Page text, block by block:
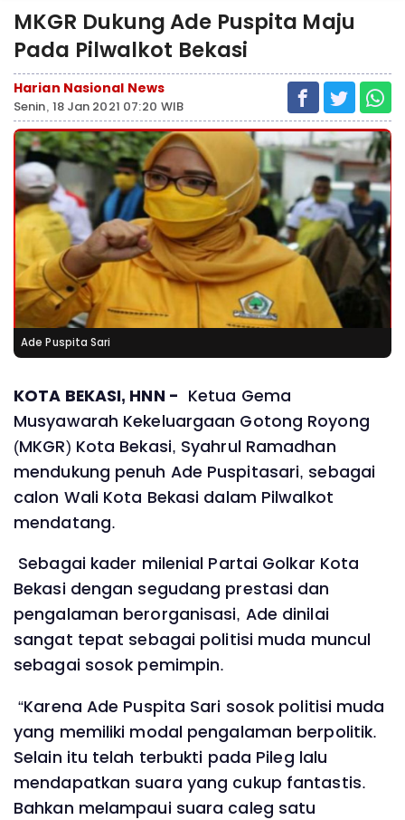
MKGR Dukung Ade Puspita Maju
Pada Pilwalkot Bekasi
Harian Nasional News
Senin, 18 Jan 2021 07:20 WIB
Ade Puspita Sari
KOTA BEKASI, HNN - Ketua Gema
Musyawarah Kekeluargaan Gotong Royong
(MKGR) Kota Bekasi, Syahrul Ramadhan
mendukung penuh Ade Puspitasari, sebagai
calon Wali Kota Bekasi dalam Pilwalkot
mendatang.
Sebagai kader milenial Partai Golkar Kota
Bekasi dengan segudang prestasi dan
pengalaman berorganisasi, Ade dinilai
sangat tepat sebagai politisi muda muncul
sebagai sosok pemimpin.
“Karena Ade Puspita Sari sosok politisi muda
yang memiliki modal pengalaman berpolitik.
Selain itu telah terbukti pada Pileg lalu
mendapatkan suara yang cukup fantastis.
Bahkan melampaui suara caleg satu